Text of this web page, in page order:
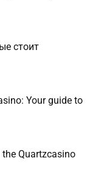
стоит
Your guide to
Quartzcasino